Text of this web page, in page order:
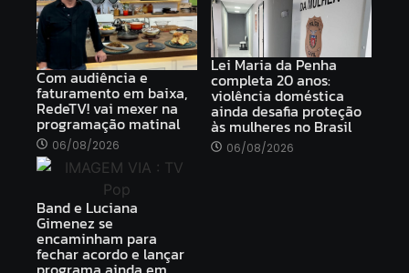
Com audiência e
faturamento em baixa,
RedeTV! vai mexer na
programação matinal
06/08/2026
Lei Maria da Penha
completa 20 anos:
violência doméstica
ainda desafia proteção
às mulheres no Brasil
06/08/2026
Band e Luciana
Gimenez se
encaminham para
fechar acordo e lançar